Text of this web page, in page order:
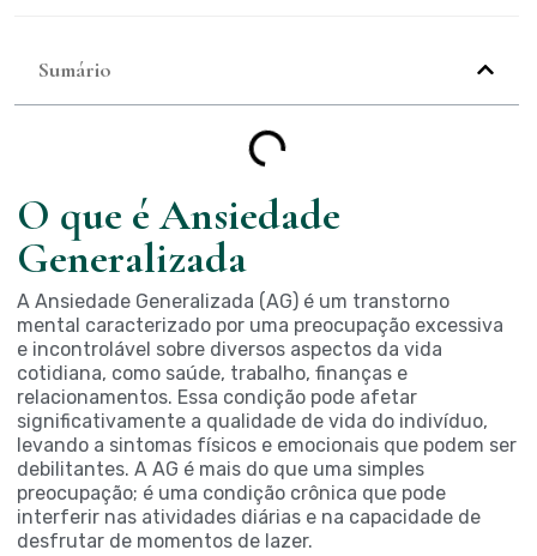
Sumário
O que é Ansiedade
Generalizada
A Ansiedade Generalizada (AG) é um transtorno
mental caracterizado por uma preocupação excessiva
e incontrolável sobre diversos aspectos da vida
cotidiana, como saúde, trabalho, finanças e
relacionamentos. Essa condição pode afetar
significativamente a qualidade de vida do indivíduo,
levando a sintomas físicos e emocionais que podem ser
debilitantes. A AG é mais do que uma simples
preocupação; é uma condição crônica que pode
interferir nas atividades diárias e na capacidade de
desfrutar de momentos de lazer.